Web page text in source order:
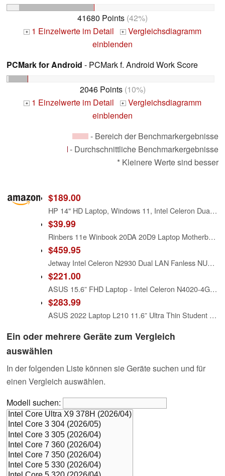
41680 Points (42%)
+ 1 Einzelwerte im Detail + Vergleichsdiagramm
einblenden
PCMark for Android - PCMark f. Android Work Score
2046 Points(10%)
+ 1 Einzelwerte im Detail + Vergleichsdiagramm
einblenden
- Bereich der Benchmarkergebnisse
- Durchschnittliche Benchmarkergebnisse
* Kleinere Werte sind besser
$189.00
HP 14" HD Laptop, Windows 11, Intel Celeron Dual-Core Processor Up to 2.60GHz, 4GB RAM, 64GB SSD, Webcam(Renewed)
$39.99
Rinbers 11e Winbook 20DA 20D9 Laptop Motherboard 00HT223 00HW155 DA0LI5MB6I0 Celeron N2930 Intel Tested
$459.95
Jetway Intel Celeron N2930 Dual LAN Fanless NUC w/2GB & 64GB, JBC311U93W-2930-B
$221.00
ASUS 15.6” FHD Laptop - Intel Celeron N4020-4GB Memory - 128GB Storage - Windows 11 Home in S Mode - Star Black - L510MA-TH04
$283.99
ASUS 2022 Laptop L210 11.6” Ultra Thin Student Laptop Computer, Intel Celeron N4020 Processor, 4GB RAM, 320 GB Storage, Windows 10 Home in S Mode with One Year of Office 365 Personal, Star Black
Ein oder mehrere Geräte zum Vergleich
auswählen
In der folgenden Liste können sie Geräte suchen und für
einen Vergleich auswählen.
Modell suchen: